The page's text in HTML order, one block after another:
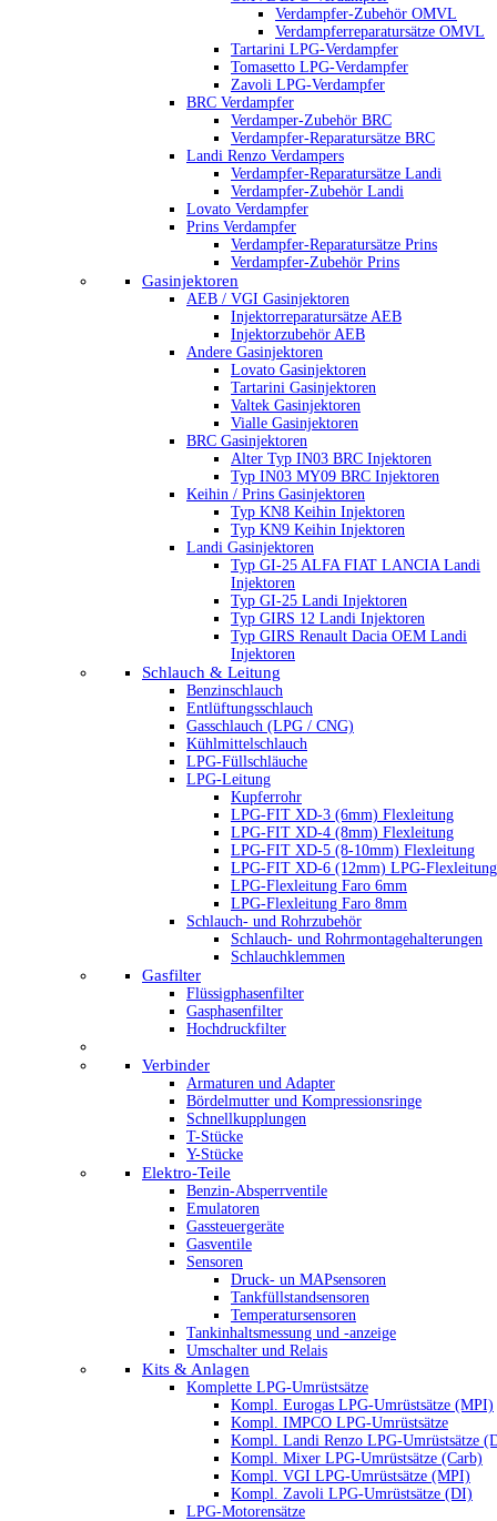
Verdampfer-Zubehör OMVL
Verdampferreparatursätze OMVL
Tartarini LPG-Verdampfer
Tomasetto LPG-Verdampfer
Zavoli LPG-Verdampfer
BRC Verdampfer
Verdamper-Zubehör BRC
Verdampfer-Reparatursätze BRC
Landi Renzo Verdampers
Verdampfer-Reparatursätze Landi
Verdampfer-Zubehör Landi
Lovato Verdampfer
Prins Verdampfer
Verdampfer-Reparatursätze Prins
Verdampfer-Zubehör Prins
Gasinjektoren
AEB / VGI Gasinjektoren
Injektorreparatursätze AEB
Injektorzubehör AEB
Andere Gasinjektoren
Lovato Gasinjektoren
Tartarini Gasinjektoren
Valtek Gasinjektoren
Vialle Gasinjektoren
BRC Gasinjektoren
Alter Typ IN03 BRC Injektoren
Typ IN03 MY09 BRC Injektoren
Keihin / Prins Gasinjektoren
Typ KN8 Keihin Injektoren
Typ KN9 Keihin Injektoren
Landi Gasinjektoren
Typ GI-25 ALFA FIAT LANCIA Landi
Injektoren
Typ GI-25 Landi Injektoren
Typ GIRS 12 Landi Injektoren
Typ GIRS Renault Dacia OEM Landi
Injektoren
Schlauch & Leitung
Benzinschlauch
Entlüftungsschlauch
Gasschlauch (LPG / CNG)
Kühlmittelschlauch
LPG-Füllschläuche
LPG-Leitung
Kupferrohr
LPG-FIT XD-3 (6mm) Flexleitung
LPG-FIT XD-4 (8mm) Flexleitung
LPG-FIT XD-5 (8-10mm) Flexleitung
LPG-FIT XD-6 (12mm) LPG-Flexleitung
LPG-Flexleitung Faro 6mm
LPG-Flexleitung Faro 8mm
Schlauch- und Rohrzubehör
Schlauch- und Rohrmontagehalterungen
Schlauchklemmen
Gasfilter
Flüssigphasenfilter
Gasphasenfilter
Hochdruckfilter
Verbinder
Armaturen und Adapter
Bördelmutter und Kompressionsringe
Schnellkupplungen
T-Stücke
Y-Stücke
Elektro-Teile
Benzin-Absperrventile
Emulatoren
Gassteuergeräte
Gasventile
Sensoren
Druck- un MAPsensoren
Tankfüllstandsensoren
Temperatursensoren
Tankinhaltsmessung und -anzeige
Umschalter und Relais
Kits & Anlagen
Komplette LPG-Umrüstsätze
Kompl. Eurogas LPG-Umrüstsätze (MPI)
Kompl. IMPCO LPG-Umrüstsätze
Kompl. Landi Renzo LPG-Umrüstsätze
Kompl. Mixer LPG-Umrüstsätze (Carb)
Kompl. VGI LPG-Umrüstsätze (MPI)
Kompl. Zavoli LPG-Umrüstsätze (DI)
LPG-Motorensätze